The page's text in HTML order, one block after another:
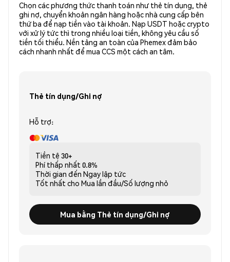
Chọn các phương thức thanh toán như thẻ tín dụng, thẻ
ghi nợ, chuyển khoản ngân hàng hoặc nhà cung cấp bên
thứ ba để nạp tiền vào tài khoản. Nạp USDT hoặc crypto
với xử lý tức thì trong nhiều loại tiền, không yêu cầu số
tiền tối thiểu. Nền tảng an toàn của Phemex đảm bảo
cách nhanh nhất để mua CCS một cách an tâm.
Thẻ tín dụng/Ghi nợ
Hỗ trợ:
Tiền tệ 30+
Phí thấp nhất 0.8%
Thời gian đến Ngay lập tức
Tốt nhất cho Mua lần đầu/Số lượng nhỏ
Mua bằng Thẻ tín dụng/Ghi nợ